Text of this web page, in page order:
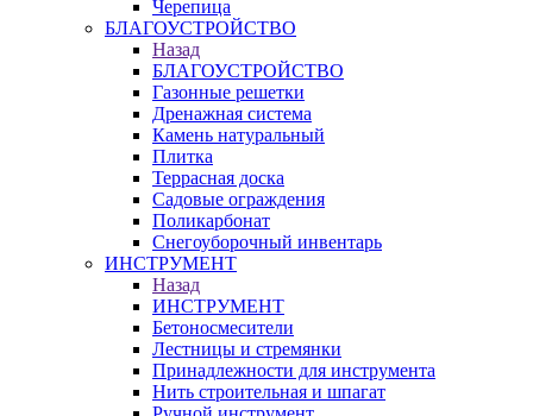
Черепица
БЛАГОУСТРОЙСТВО
Назад
БЛАГОУСТРОЙСТВО
Газонные решетки
Дренажная система
Камень натуральный
Плитка
Террасная доска
Садовые ограждения
Поликарбонат
Снегоуборочный инвентарь
ИНСТРУМЕНТ
Назад
ИНСТРУМЕНТ
Бетоносмесители
Лестницы и стремянки
Принадлежности для инструмента
Нить строительная и шпагат